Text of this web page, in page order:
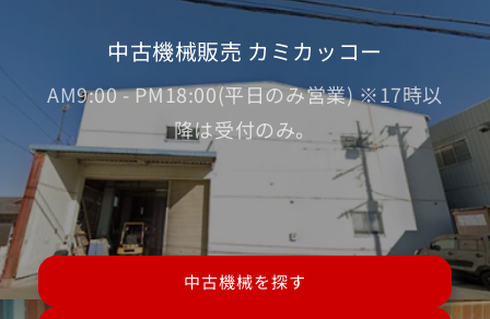
中古機械販売 カミカッコー
AM9:00 - PM18:00(平日のみ営業) ※17時以
降は受付のみ。
中古機械を探す